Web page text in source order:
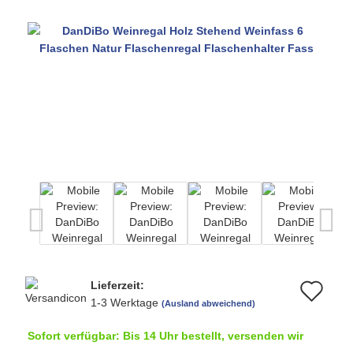
Lieferzeit:
1-3 Werktage (Ausland abweichend)
Sofort verfügbar: Bis 14 Uhr bestellt, versenden wir